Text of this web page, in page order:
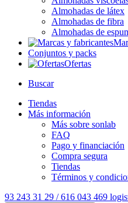
Almohadas de látex
Almohadas de fibra
Almohadas de
Conjuntos y packs
Ofertas
Buscar
Tiendas
Más información
Más sobre sonlab
FAQ
Pago y financiación
Compra segura
Tiendas
Términos y
93 243 31 29 / 616 043 469